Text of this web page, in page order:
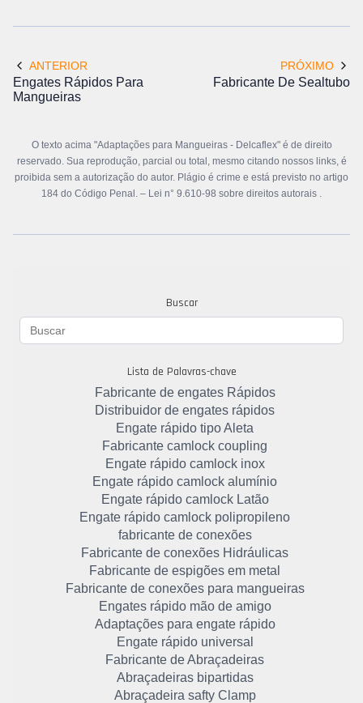
ANTERIOR
Engates Rápidos Para
Mangueiras
PRÓXIMO
Fabricante De Sealtubo
O texto acima "Adaptações para Mangueiras - Delcaflex" é de direito
reservado. Sua reprodução, parcial ou total, mesmo citando nossos links, é
proibida sem a autorização do autor. Plágio é crime e está previsto no artigo
184 do Código Penal. – Lei n° 9.610-98 sobre direitos autorais .
Buscar
Lista de Palavras-chave
Fabricante de engates Rápidos
Distribuidor de engates rápidos
Engate rápido tipo Aleta
Fabricante camlock coupling
Engate rápido camlock inox
Engate rápido camlock alumínio
Engate rápido camlock Latão
Engate rápido camlock polipropileno
fabricante de conexões
Fabricante de conexões Hidráulicas
Fabricante de espigões em metal
Fabricante de conexões para mangueiras
Engates rápido mão de amigo
Adaptações para engate rápido
Engate rápido universal
Fabricante de Abraçadeiras
Abraçadeiras bipartidas
Abraçadeira safty Clamp